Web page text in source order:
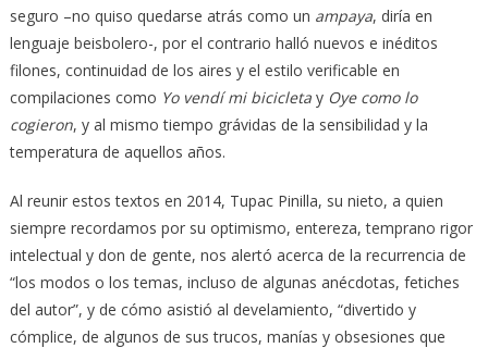
seguro –no quiso quedarse atrás como un ampaya, diría en
lenguaje beisbolero-, por el contrario halló nuevos e inéditos
filones, continuidad de los aires y el estilo verificable en
compilaciones como Yo vendí mi bicicletay Oye como lo
cogieron, y al mismo tiempo grávidas de la sensibilidad y la
temperatura de aquellos años.
Al reunir estos textos en 2014, Tupac Pinilla, su nieto, a quien
siempre recordamos por su optimismo, entereza, temprano rigor
intelectual y don de gente, nos alertó acerca de la recurrencia de
“los modos o los temas, incluso de algunas anécdotas, fetiches
del autor”, y de cómo asistió al develamiento, “divertido y
cómplice, de algunos de sus trucos, manías y obsesiones que